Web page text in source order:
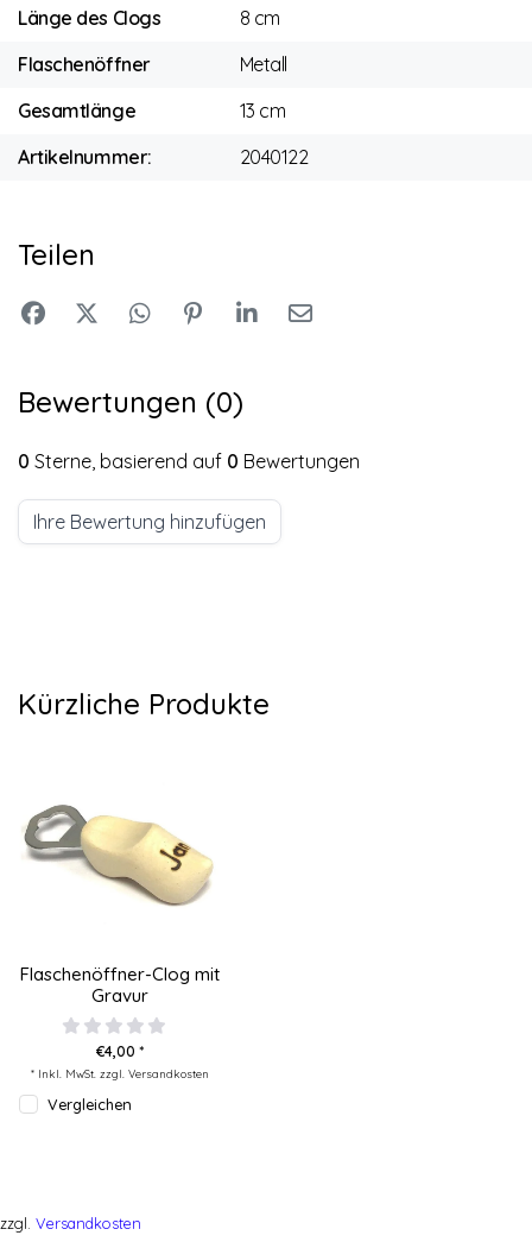
Länge des Clogs
8 cm
Flaschenöffner
Metall
Gesamtlänge
13 cm
Artikelnummer:
2040122
Teilen
Bewertungen (0)
0 Sterne, basierend auf 0 Bewertungen
Ihre Bewertung hinzufügen
Kürzliche Produkte
Flaschenöffner-Clog mit
Gravur
€4,00 *
* Inkl. MwSt. zzgl. Versandkosten
Vergleichen
zzgl. Versandkosten